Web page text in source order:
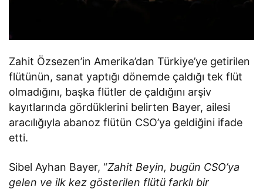
Zahit Özsezen’in Amerika’dan Türkiye’ye getirilen
flütünün, sanat yaptığı dönemde çaldığı tek flüt
olmadığını, başka flütler de çaldığını arşiv
kayıtlarında gördüklerini belirten Bayer, ailesi
aracılığıyla abanoz flütün CSO’ya geldiğini ifade
etti.
Sibel Ayhan Bayer, “Zahit Beyin, bugün CSO’ya
gelen ve ilk kez gösterilen flütü farklı bir